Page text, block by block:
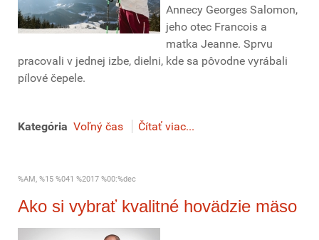
Annecy Georges Salomon,
jeho otec Francois a
matka Jeanne. Sprvu
pracovali v jednej izbe, dielni, kde sa pôvodne vyrábali
pílové čepele.
Kategória Voľný čas Čítať viac...
%AM, %15 %041 %2017 %00:%dec
Ako si vybrať kvalitné hovädzie mäso